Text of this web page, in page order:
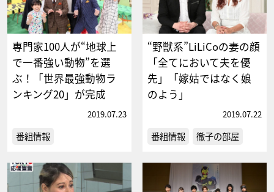
専門家100人が“地球上
で一番強い動物”を選
ぶ！「世界最強動物ラ
ンキング20」が完成
2019.07.23
番組情報
“野獣系”LiLiCoの妻の顔
「全てにおいて夫を優
先」「嫁姑ではなく娘
のよう」
2019.07.22
番組情報 徹子の部屋